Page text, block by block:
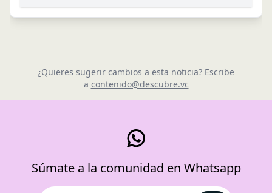
¿Quieres sugerir cambios a esta noticia? Escribe
a contenido@descubre.vc
Súmate a la comunidad en Whatsapp